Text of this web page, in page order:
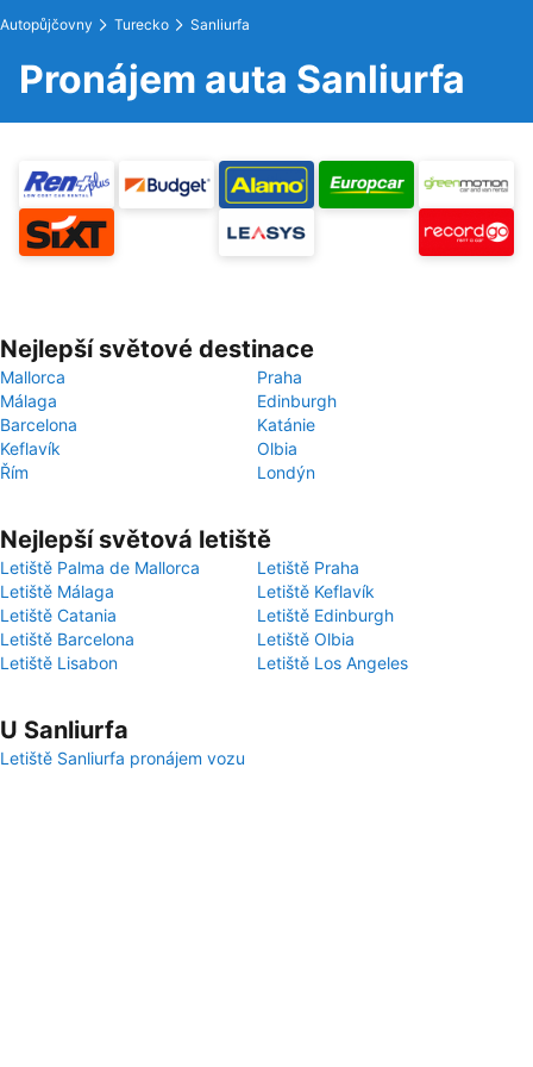
Autopůjčovny Turecko Sanliurfa
Pronájem auta Sanliurfa
Nejlepší světové destinace
Mallorca
Praha
Málaga
Edinburgh
Barcelona
Katánie
Keflavík
Olbia
Řím
Londýn
Nejlepší světová letiště
Letiště Palma de Mallorca
Letiště Praha
Letiště Málaga
Letiště Keflavík
Letiště Catania
Letiště Edinburgh
Letiště Barcelona
Letiště Olbia
Letiště Lisabon
Letiště Los Angeles
U Sanliurfa
Letiště Sanliurfa pronájem vozu